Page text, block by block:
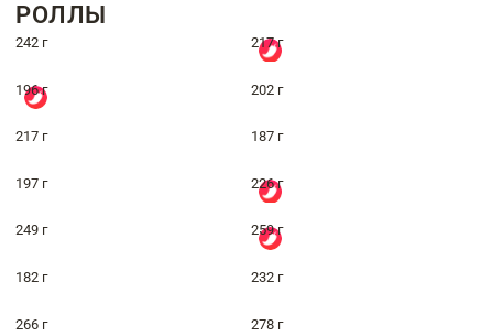
РОЛЛЫ
242 г 217 г
196 г 202 г
217 г 187 г
197 г 226 г
249 г 259 г
182 г 232 г
266 г 278 г